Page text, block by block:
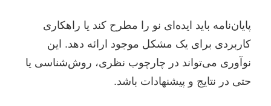
پایان‌نامه باید ایده‌ای نو را مطرح کند یا راهکاری
کاربردی برای یک مشکل موجود ارائه دهد. این
نوآوری می‌تواند در چارچوب نظری، روش‌شناسی یا
حتی در نتایج و پیشنهادات باشد.